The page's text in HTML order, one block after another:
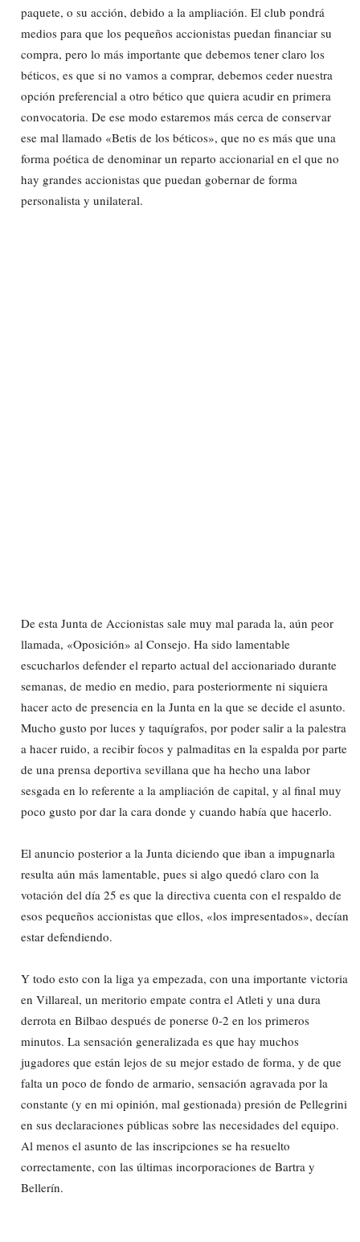
paquete, o su acción, debido a la ampliación. El club pondrá
medios para que los pequeños accionistas puedan financiar su
compra, pero lo más importante que debemos tener claro los
béticos, es que si no vamos a comprar, debemos ceder nuestra
opción preferencial a otro bético que quiera acudir en primera
convocatoria. De ese modo estaremos más cerca de conservar
ese mal llamado «Betis de los béticos», que no es más que una
forma poética de denominar un reparto accionarial en el que no
hay grandes accionistas que puedan gobernar de forma
personalista y unilateral.
De esta Junta de Accionistas sale muy mal parada la, aún peor
llamada, «Oposición» al Consejo. Ha sido lamentable
escucharlos defender el reparto actual del accionariado durante
semanas, de medio en medio, para posteriormente ni siquiera
hacer acto de presencia en la Junta en la que se decide el asunto.
Mucho gusto por luces y taquígrafos, por poder salir a la palestra
a hacer ruido, a recibir focos y palmaditas en la espalda por parte
de una prensa deportiva sevillana que ha hecho una labor
sesgada en lo referente a la ampliación de capital, y al final muy
poco gusto por dar la cara donde y cuando había que hacerlo.
El anuncio posterior a la Junta diciendo que iban a impugnarla
resulta aún más lamentable, pues si algo quedó claro con la
votación del día 25 es que la directiva cuenta con el respaldo de
esos pequeños accionistas que ellos, «los impresentados», decían
estar defendiendo.
Y todo esto con la liga ya empezada, con una importante victoria
en Villareal, un meritorio empate contra el Atleti y una dura
derrota en Bilbao después de ponerse 0-2 en los primeros
minutos. La sensación generalizada es que hay muchos
jugadores que están lejos de su mejor estado de forma, y de que
falta un poco de fondo de armario, sensación agravada por la
constante (y en mi opinión, mal gestionada) presión de Pellegrini
en sus declaraciones públicas sobre las necesidades del equipo.
Al menos el asunto de las inscripciones se ha resuelto
correctamente, con las últimas incorporaciones de Bartra y
Bellerín.